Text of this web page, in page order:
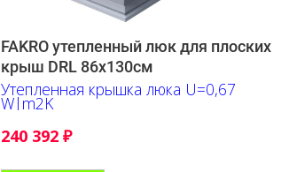
FAKRO утепленный люк для плоских
крыш DRL 86х130см
Утепленная крышка люка U=0,67
W|m2K
240 392₽